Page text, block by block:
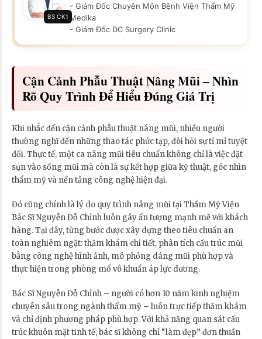
BS CK1
- Giám Đốc Chuyên Môn Bệnh Viện Thẩm Mỹ
Medika
- Giám Đốc DC Surgery Clinic
Cận Cảnh Phẫu Thuật Nâng Mũi – Nhìn
Rõ Quy Trình Để Hiểu Đúng Giá Trị
Khi nhắc đến cận cảnh phẫu thuật nâng mũi, nhiều người
thường nghĩ đến những thao tác phức tạp, đòi hỏi sự tỉ mỉ tuyệt
đối. Thực tế, một ca nâng mũi tiêu chuẩn không chỉ là việc đặt
sụn vào sống mũi mà còn là sự kết hợp giữa kỹ thuật, góc nhìn
thẩm mỹ và nền tảng công nghệ hiện đại.
Đó cũng chính là lý do quy trình nâng mũi tại Thẩm Mỹ Viện
Bác Sĩ Nguyễn Đỗ Chỉnh luôn gây ấn tượng mạnh mẽ với khách
hàng. Tại đây, từng bước được xây dựng theo tiêu chuẩn an
toàn nghiêm ngặt: thăm khám chi tiết, phân tích cấu trúc mũi
bằng công nghệ hình ảnh, mô phỏng dáng mũi phù hợp và
thực hiện trong phòng mổ vô khuẩn áp lực dương.
Bác Sĩ Nguyễn Đỗ Chỉnh – người có hơn 10 năm kinh nghiệm
chuyên sâu trong ngành thẩm mỹ – luôn trực tiếp thăm khám
và chỉ định phương pháp phù hợp. Với khả năng quan sát cấu
trúc khuôn mặt tinh tế, bác sĩ không chỉ “làm đẹp” đơn thuần